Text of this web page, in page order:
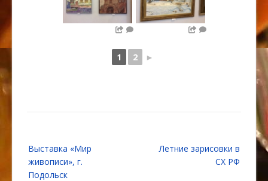
1 2 ►
по
записям
Выставка «Мир
живописи», г.
Подольск
Летние зарисовки в
СХ РФ